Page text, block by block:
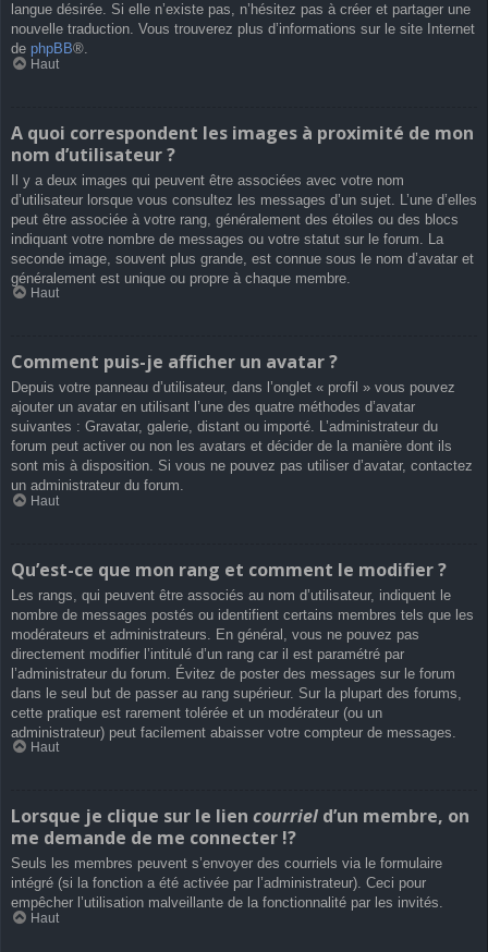
langue désirée. Si elle n’existe pas, n’hésitez pas à créer et partager une
nouvelle traduction. Vous trouverez plus d’informations sur le site Internet
de phpBB®.
Haut
A quoi correspondent les images à proximité de mon
nom d’utilisateur ?
Il y a deux images qui peuvent être associées avec votre nom
d’utilisateur lorsque vous consultez les messages d’un sujet. L’une d’elles
peut être associée à votre rang, généralement des étoiles ou des blocs
indiquant votre nombre de messages ou votre statut sur le forum. La
seconde image, souvent plus grande, est connue sous le nom d’avatar et
généralement est unique ou propre à chaque membre.
Haut
Comment puis-je afficher un avatar ?
Depuis votre panneau d’utilisateur, dans l’onglet « profil » vous pouvez
ajouter un avatar en utilisant l’une des quatre méthodes d’avatar
suivantes : Gravatar, galerie, distant ou importé. L’administrateur du
forum peut activer ou non les avatars et décider de la manière dont ils
sont mis à disposition. Si vous ne pouvez pas utiliser d’avatar, contactez
un administrateur du forum.
Haut
Qu’est-ce que mon rang et comment le modifier ?
Les rangs, qui peuvent être associés au nom d’utilisateur, indiquent le
nombre de messages postés ou identifient certains membres tels que les
modérateurs et administrateurs. En général, vous ne pouvez pas
directement modifier l’intitulé d’un rang car il est paramétré par
l’administrateur du forum. Évitez de poster des messages sur le forum
dans le seul but de passer au rang supérieur. Sur la plupart des forums,
cette pratique est rarement tolérée et un modérateur (ou un
administrateur) peut facilement abaisser votre compteur de messages.
Haut
Lorsque je clique sur le lien courriel d’un membre, on
me demande de me connecter !?
Seuls les membres peuvent s’envoyer des courriels via le formulaire
intégré (si la fonction a été activée par l’administrateur). Ceci pour
empêcher l’utilisation malveillante de la fonctionnalité par les invités.
Haut